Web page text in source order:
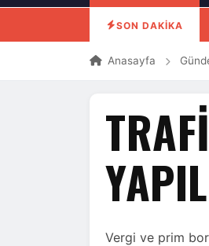
SON DAKİKA
Anasayfa
Vergi ve prim